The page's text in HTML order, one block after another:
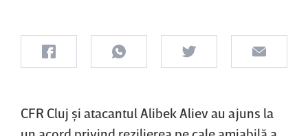
CFR Cluj şi atacantul Alibek Aliev au ajuns la